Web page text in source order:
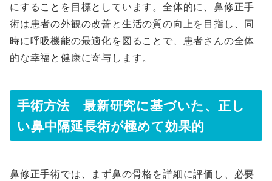
にすることを目標としています。全体的に、鼻修正手
術は患者の外観の改善と生活の質の向上を目指し、同
時に呼吸機能の最適化を図ることで、患者さんの全体
的な幸福と健康に寄与します。
手術方法 最新研究に基づいた、正し
い鼻中隔延長術が極めて効果的
鼻修正手術では、まず鼻の骨格を詳細に評価し、必要